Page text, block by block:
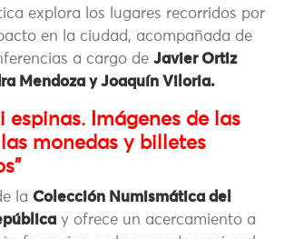
explora los lugares recorridos por
en la ciudad, acompañada de
a cargo de Javier Ortiz
Mendoza y Joaquín Viloria.
espinas. Imágenes de las
monedas y billetes
la Colección Numismática del
y ofrece un acercamiento a